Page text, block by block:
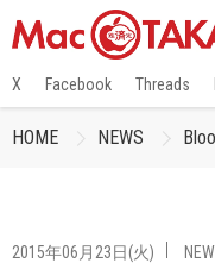
X Facebook Threads
HOME NEWS
2015年06月23日(火)